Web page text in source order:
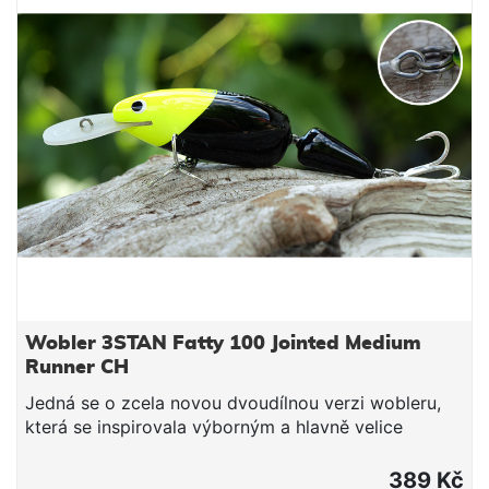
prvoligovými vláčecími zkušenosti. Vyzkoušejte
slovenský wobler, který snese srovnání s nejdražší
japonskou konkurencí!
Wobler 3STAN Fatty 100 Jointed Medium
Runner CH
Jedná se o zcela novou dvoudílnou verzi wobleru,
která se inspirovala výborným a hlavně velice
výrazným chodem je účinný na lov candátů, štik a
389 Kč